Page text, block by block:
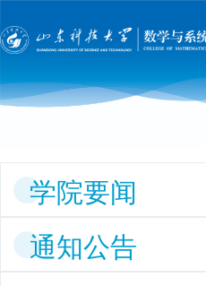
学院要闻
通知公告